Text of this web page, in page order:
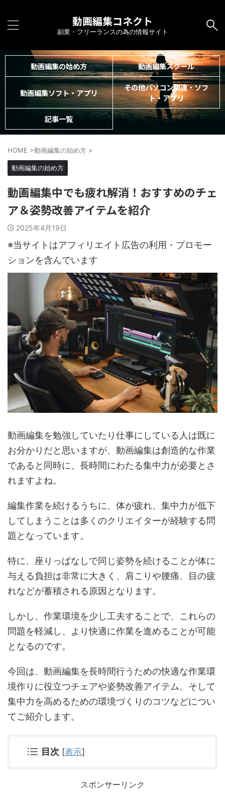
動画編集コネクト
副業・フリーランスの為の情報サイト
動画編集の始め方 動画編集スクール
動画編集ソフト・アプリ
その他パソコン関連・ソフ
ト・アプリ
記事一覧
HOME >動画編集の始め方 >
動画編集の始め方
動画編集中でも疲れ解消！おすすめのチェ
ア＆姿勢改善アイテムを紹介
2025年4月19日
※当サイトはアフィリエイト広告の利用・プロモー
ションを含んでいます
動画編集を勉強していたり仕事にしている人は既に
お分かりだと思いますが、動画編集は創造的な作業
であると同時に、長時間にわたる集中力が必要とさ
れますよね。
編集作業を続けるうちに、体が疲れ、集中力が低下
してしまうことは多くのクリエイターが経験する問
題となっています。
特に、座りっぱなしで同じ姿勢を続けることが体に
与える負担は非常に大きく、肩こりや腰痛、目の疲
れなどが蓄積される原因となります。
しかし、作業環境を少し工夫することで、これらの
問題を軽減し、より快適に作業を進めることが可能
となるのです。
今回は、動画編集を長時間行うための快適な作業環
境作りに役立つチェアや姿勢改善アイテム、そして
集中力を高めるための環境づくりのコツなどについ
てご紹介します。
目次 [表示]
スポンサーリンク